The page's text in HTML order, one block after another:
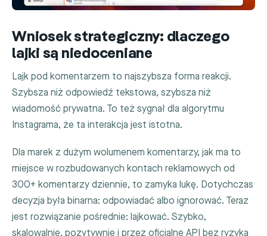
Wniosek strategiczny: dlaczego
lajki są niedoceniane
Lajk pod komentarzem to najszybsza forma reakcji.
Szybsza niż odpowiedź tekstowa, szybsza niż
wiadomość prywatna. To też sygnał dla algorytmu
Instagrama, że ta interakcja jest istotna.
Dla marek z dużym wolumenem komentarzy, jak ma to
miejsce w rozbudowanych kontach reklamowych od
300+ komentarzy dziennie, to zamyka lukę. Dotychczas
decyzja była binarna: odpowiadać albo ignorować. Teraz
jest rozwiązanie pośrednie: lajkować. Szybko,
skalowalnie, pozytywnie i przez oficjalne API bez ryzyka